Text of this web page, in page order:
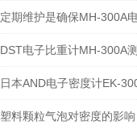
塑料颗粒气泡对密度的影响